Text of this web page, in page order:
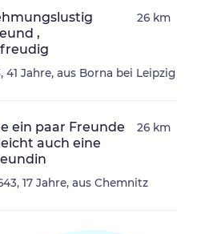
,
41 Jahre, aus Borna bei Leipzig
26 km
ein paar Freunde
auch eine
17 Jahre, aus Chemnitz
26 km